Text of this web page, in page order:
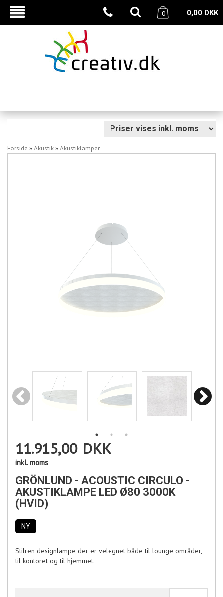
0,00 DKK
0
Forside »Akustik»Akustiklamper
11.915,00 DKK
inkl. moms
GRÖNLUND - ACOUSTIC CIRCULO -
AKUSTIKLAMPE LED Ø80 3000K
(HVID)
NY
Stilren designlampe der er velegnet både til lounge områder,
til kontoret og til hjemmet.